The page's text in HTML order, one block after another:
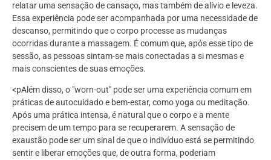
relatar uma sensação de cansaço, mas também de alívio e leveza.
Essa experiência pode ser acompanhada por uma necessidade de
descanso, permitindo que o corpo processe as mudanças
ocorridas durante a massagem. É comum que, após esse tipo de
sessão, as pessoas sintam-se mais conectadas a si mesmas e
mais conscientes de suas emoções.
<pAlém disso, o "worn-out" pode ser uma experiência comum em
práticas de autocuidado e bem-estar, como yoga ou meditação.
Após uma prática intensa, é natural que o corpo e a mente
precisem de um tempo para se recuperarem. A sensação de
exaustão pode ser um sinal de que o indivíduo está se permitindo
sentir e liberar emoções que, de outra forma, poderiam